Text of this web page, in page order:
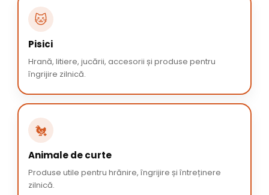
🐱
Pisici
Hrană, litiere, jucării, accesorii și produse pentru
îngrijire zilnică.
🐔
Animale de curte
Produse utile pentru hrănire, îngrijire și întreținere
zilnică.